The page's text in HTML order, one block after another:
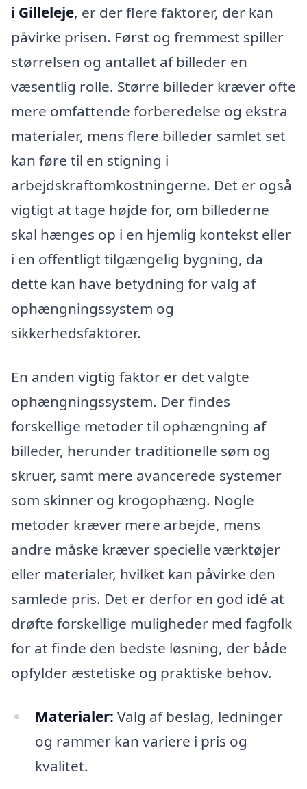
i Gilleleje, er der flere faktorer, der kan
påvirke prisen. Først og fremmest spiller
størrelsen og antallet af billeder en
væsentlig rolle. Større billeder kræver ofte
mere omfattende forberedelse og ekstra
materialer, mens flere billeder samlet set
kan føre til en stigning i
arbejdskraftomkostningerne. Det er også
vigtigt at tage højde for, om billederne
skal hænges op i en hjemlig kontekst eller
i en offentligt tilgængelig bygning, da
dette kan have betydning for valg af
ophængningssystem og
sikkerhedsfaktorer.
En anden vigtig faktor er det valgte
ophængningssystem. Der findes
forskellige metoder til ophængning af
billeder, herunder traditionelle søm og
skruer, samt mere avancerede systemer
som skinner og krogophæng. Nogle
metoder kræver mere arbejde, mens
andre måske kræver specielle værktøjer
eller materialer, hvilket kan påvirke den
samlede pris. Det er derfor en god idé at
drøfte forskellige muligheder med fagfolk
for at finde den bedste løsning, der både
opfylder æstetiske og praktiske behov.
Materialer: Valg af beslag, ledninger
og rammer kan variere i pris og
kvalitet.